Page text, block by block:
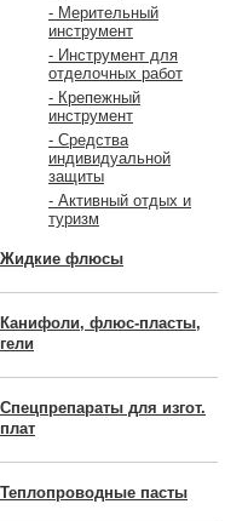
- Мерительный
инструмент
- Инструмент для
отделочных работ
- Крепежный
инструмент
- Средства
индивидуальной
защиты
- Активный отдых и
туризм
Жидкие флюсы
Канифоли, флюс-пласты,
гели
Спецпрепараты для изгот.
плат
Теплопроводные пасты